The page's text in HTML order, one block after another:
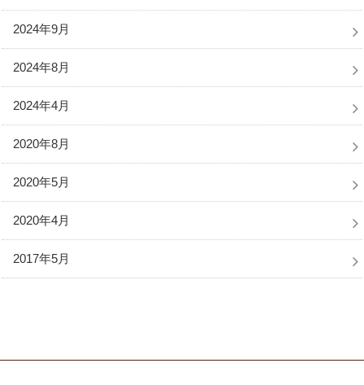
2024年9月
2024年8月
2024年4月
2020年8月
2020年5月
2020年4月
2017年5月